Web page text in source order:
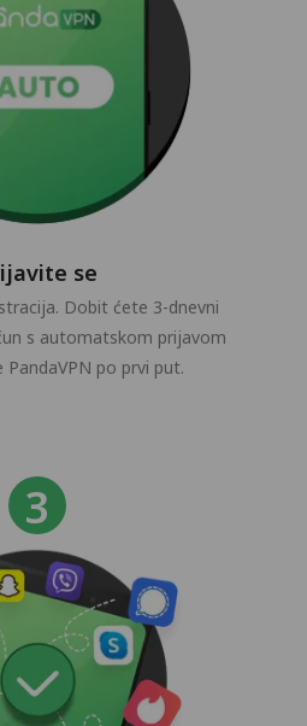
se
Dobit ćete 3-dnevni
s automatskom prijavom
po prvi put.